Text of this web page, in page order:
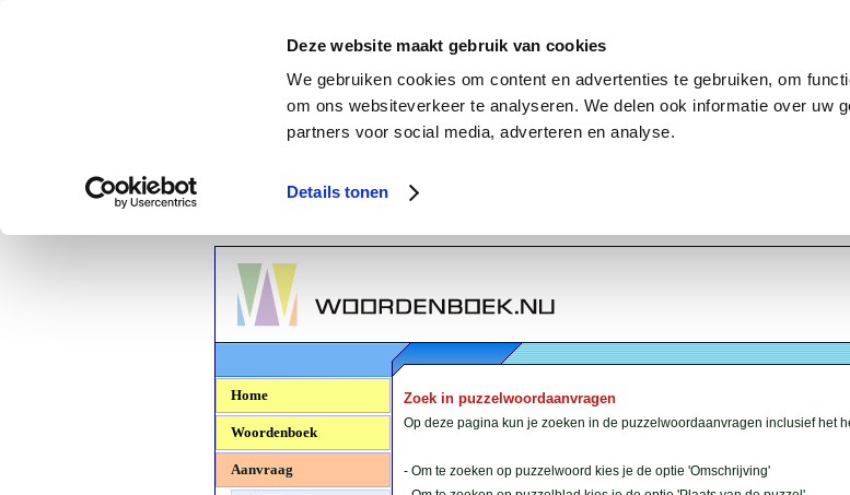
Deze website maakt gebruik van cookies
We gebruiken cookies om content en advertenties te gebruiken, om
om ons websiteverkeer te analyseren. We delen ook informatie over uw
partners voor social media, adverteren en analyse.
Details tonen
Woordenboek.NU
Home
Woordenboek
Aanvraag
Zoek in puzzelwoordaanvragen
Op deze pagina kun je zoeken in de puzzelwoordaanvragen inclusief het
- Om te zoeken op puzzelwoord kies je de optie 'Omschrijving'